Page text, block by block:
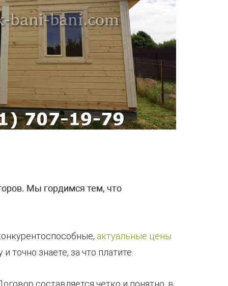
Мы гордимся тем, что
актуальные цены
знаете, за что платите.
составляется четко и понятно, в